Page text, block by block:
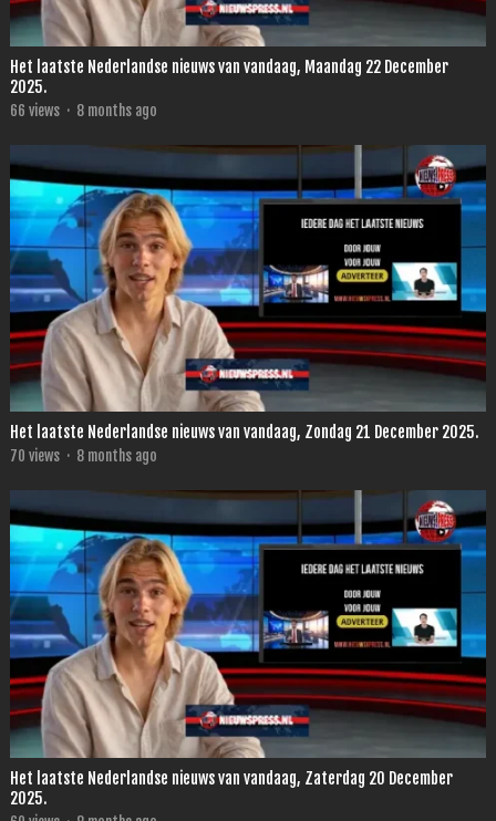
Het laatste Nederlandse nieuws van vandaag, Maandag 22 December
2025.
66 views · 8 months ago
Het laatste Nederlandse nieuws van vandaag, Zondag 21 December 2025.
70 views · 8 months ago
Het laatste Nederlandse nieuws van vandaag, Zaterdag 20 December
2025.